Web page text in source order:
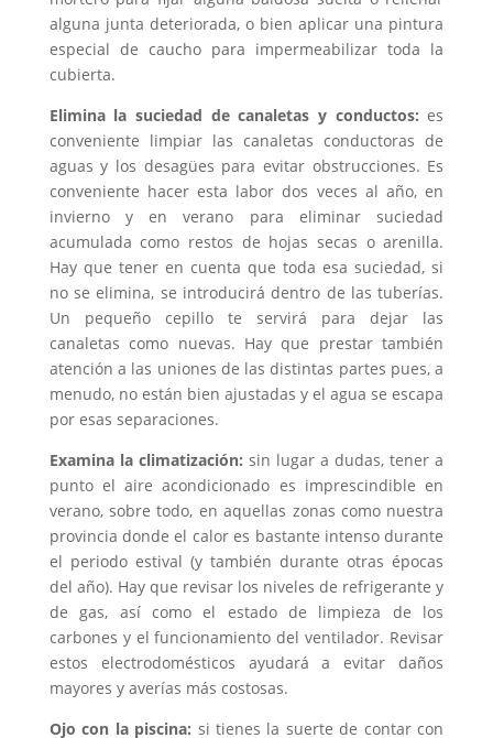
alguna junta deteriorada, o bien aplicar una pintura
especial de caucho para impermeabilizar toda la
cubierta.
Elimina la suciedad de canaletas y conductos: es
conveniente limpiar las canaletas conductoras de
aguas y los desagües para evitar obstrucciones. Es
conveniente hacer esta labor dos veces al año, en
invierno y en verano para eliminar suciedad
acumulada como restos de hojas secas o arenilla.
Hay que tener en cuenta que toda esa suciedad, si
no se elimina, se introducirá dentro de las tuberías.
Un pequeño cepillo te servirá para dejar las
canaletas como nuevas. Hay que prestar también
atención a las uniones de las distintas partes pues, a
menudo, no están bien ajustadas y el agua se escapa
por esas separaciones.
Examina la climatización: sin lugar a dudas, tener a
punto el aire acondicionado es imprescindible en
verano, sobre todo, en aquellas zonas como nuestra
provincia donde el calor es bastante intenso durante
el periodo estival (y también durante otras épocas
del año). Hay que revisar los niveles de refrigerante y
de gas, así como el estado de limpieza de los
carbones y el funcionamiento del ventilador. Revisar
estos electrodomésticos ayudará a evitar daños
mayores y averías más costosas.
Ojo con la piscina: si tienes la suerte de contar con